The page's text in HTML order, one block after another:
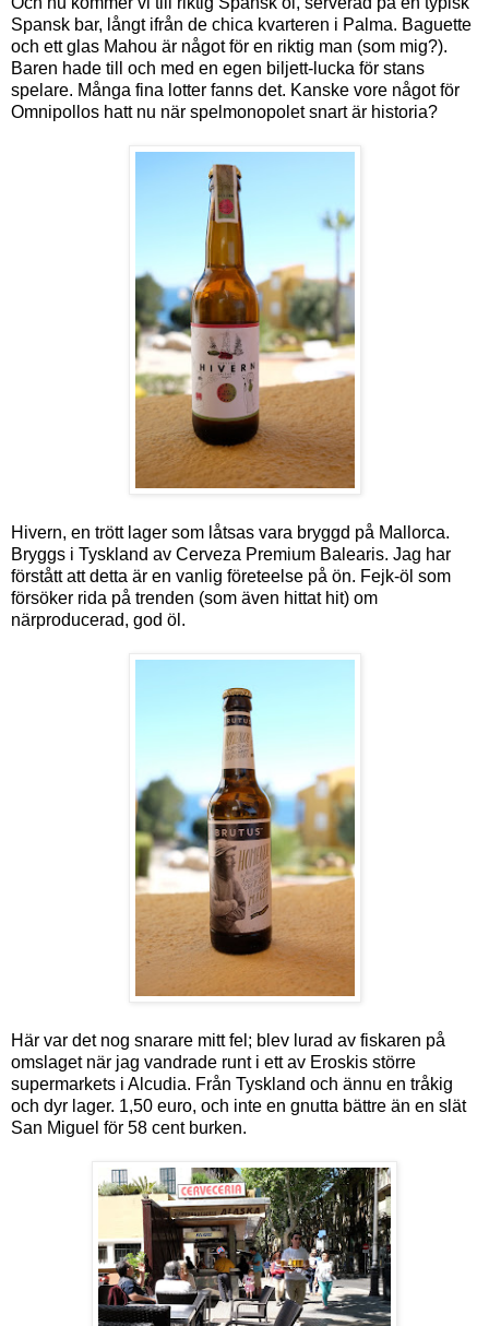
Spansk bar, långt ifrån de chica kvarteren i Palma. Baguette
och ett glas Mahou är något för en riktig man (som mig?).
Baren hade till och med en egen biljett-lucka för stans
spelare. Många fina lotter fanns det. Kanske vore något för
Omnipollos hatt nu när spelmonopolet snart är historia?
Hivern, en trött lager som låtsas vara bryggd på Mallorca.
Bryggs i Tyskland av Cerveza Premium Balearis. Jag har
förstått att detta är en vanlig företeelse på ön. Fejk-öl som
försöker rida på trenden (som även hittat hit) om
närproducerad, god öl.
Här var det nog snarare mitt fel; blev lurad av fiskaren på
omslaget när jag vandrade runt i ett av Eroskis större
supermarkets i Alcudia. Från Tyskland och ännu en tråkig
och dyr lager. 1,50 euro, och inte en gnutta bättre än en slät
San Miguel för 58 cent burken.